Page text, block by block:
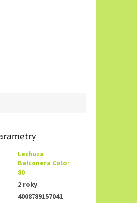
Lechuza
Balconera Color
80
2 roky
4008789157041